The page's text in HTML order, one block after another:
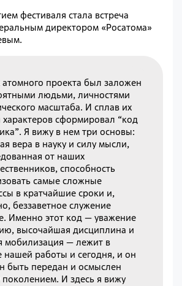
фестиваля стала встреча
директором «Росатома»
атомного проекта был заложен
людьми, личностями
масштаба. И сплав их
характеров сформировал “код
Я вижу в нем три основы:
вера в науку и силу мысли,
от наших
способность
самые сложные
в кратчайшие сроки и,
беззаветное служение
Именно этот код — уважение
высочайшая дисциплина и
мобилизация — лежит в
нашей работы и сегодня, и он
быть передан и осмыслен
И здесь я вижу